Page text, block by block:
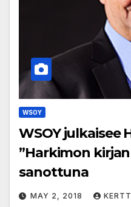
WSOY
WSOY julkaisee
”Harkimon
sanottuna
MAY 2, 2018